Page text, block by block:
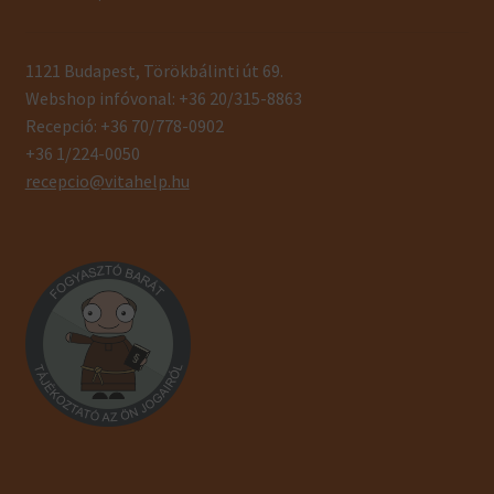
1121 Budapest, Törökbálinti út 69.
Webshop infóvonal: +36 20/315-8863
Recepció: +36 70/778-0902
+36 1/224-0050
recepcio@vitahelp.hu